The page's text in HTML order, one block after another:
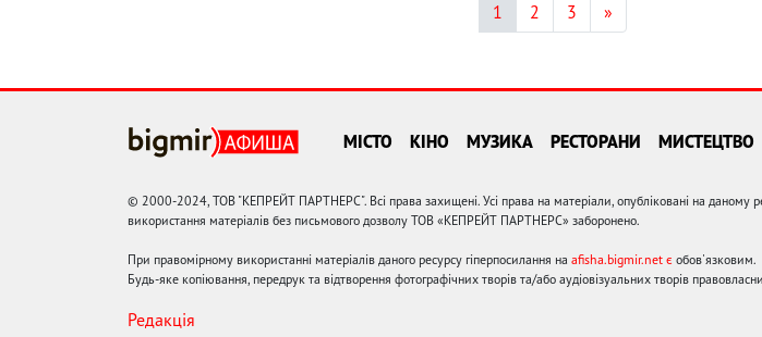
1 2 3 »
МІСТО КІНО МУЗИКА РЕСТОРАНИ МИСТЕЦТВО
© 2000-2024, ТОВ "КЕПРЕЙТ ПАРТНЕРС". Всі права захищені. Усі права на матеріали, опубліковані на
використання матеріалів без письмового дозволу ТОВ «КЕПРЕЙТ ПАРТНЕРС» заборонено.
При правомірному використанні матеріалів даного ресурсу гіперпосилання на afisha.bigmir.net є обов'язковим.
Будь-яке копіювання, передрук та відтворення фотографічних творів та/або аудіовізуальних творів
Редакція